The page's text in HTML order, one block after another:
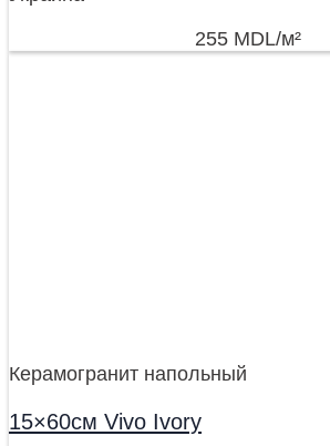
255 MDL/м²
Керамогранит напольный
15×60см Vivo Ivory